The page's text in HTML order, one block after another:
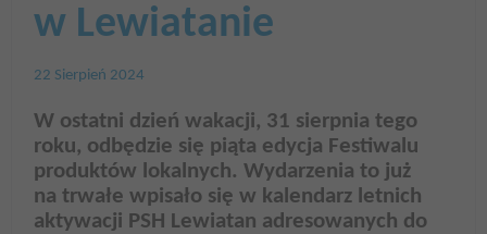
w Lewiatanie
22 Sierpień 2024
W ostatni dzień wakacji, 31 sierpnia tego
roku, odbędzie się piąta edycja Festiwalu
produktów lokalnych. Wydarzenia to już
na trwałe wpisało się w kalendarz letnich
aktywacji PSH Lewiatan adresowanych do